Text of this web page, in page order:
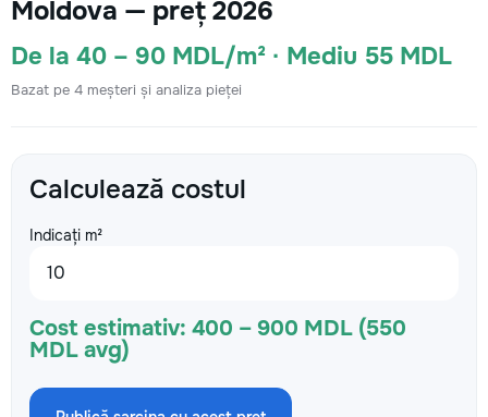
Moldova — preț 2026
De la 40 – 90 MDL/m² · Mediu 55 MDL
Bazat pe 4 meșteri și analiza pieței
Calculează costul
Indicați m²
Cost estimativ: 400 – 900 MDL (550
MDL avg)